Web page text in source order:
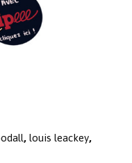
, louis leackey,